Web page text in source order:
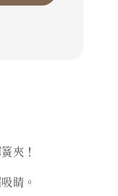
夾！
睛。